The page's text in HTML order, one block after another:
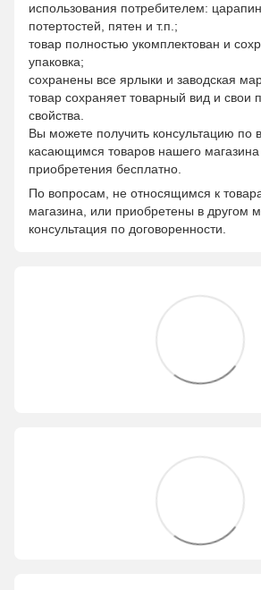
использования потребителем:
потертостей, пятен и т.п.;
товар полностью укомплектован и
упаковка;
сохранены все ярлыки и заводская
товар сохраняет товарный вид и свои
свойства.
Вы можете получить консультацию по
касающимся товаров нашего магазина
приобретения бесплатно.
По вопросам, не относящимся к
магазина, или приобретены в другом
консультация по договоренности.